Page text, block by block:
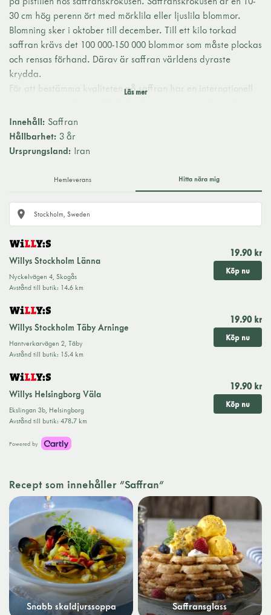
30 cm hög perenn ört med mörklila eller ljuslila blommor.
Blomning sker i oktober till december. Till ett kilo torkad
saffran krävs det 100 000-150 000 blommor som måste plockas
och rensas förhand. Därav är saffran världens dyraste
krydda.
För att bestämma kvaliteten på saffran har en internationell
kvalitetsgrupper, efter dess halt av färg (crocin), smak
(picrocrocin) och doft (safranal).
Saffran är mild men mycket aromatisk. Den passar bra till fisk
bouillabaissen och den spanska paellan. I Sverige förknippar
vi saffran framför allt med lussekatter till julen.
Innehåll: Saffran
Hållbarhet: 3 år
Ursprungsland: Iran
Hemleverans Hitta nära mig
Willys Stockholm Länna
Nyckelvägen 4, Skogås
Avstånd till butik: 14.6 km
19.90 kr
Köp nu
Willys Stockholm Täby Arninge
Hantverkarvägen 2, Täby
Avstånd till butik: 15.4 km
19.90 kr
Köp nu
Willys Helsingborg Väla
Ekslingan 3b, Helsingborg
Avstånd till butik: 478.7 km
19.90 kr
Köp nu
Powered by
Recept som innehåller "Saffran"
Snabb skaldjurssoppa Saffransglass